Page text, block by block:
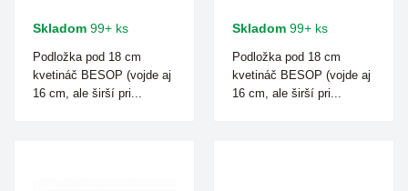
Skladom 99+ ks
Podložka pod 18 cm
kvetináč BESOP (vojde aj
16 cm, ale širší pri...
Skladom 99+ ks
Podložka pod 18 cm
kvetináč BESOP (vojde aj
16 cm, ale širší pri...